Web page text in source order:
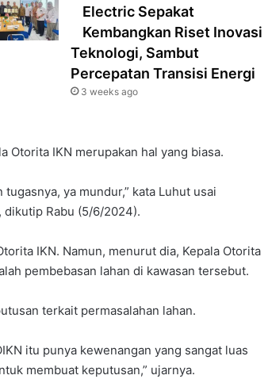
Electric Sepakat
Kembangkan Riset Inovasi
Teknologi, Sambut
Percepatan Transisi Energi
3 weeks ago
Otorita IKN merupakan hal yang biasa.
ya mundur,” kata Luhut usai
dikutip Rabu (5/6/2024).
IKN. Namun, menurut dia, Kepala Otorita
pembebasan lahan di kawasan tersebut.
terkait permasalahan lahan.
itu punya kewenangan yang sangat luas
membuat keputusan,” ujarnya.